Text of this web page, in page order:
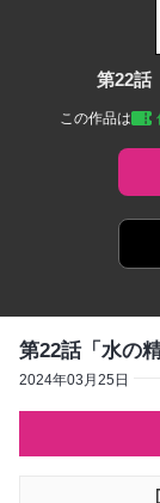
第22話
この作品は
第22話「水の
2024年03月25日